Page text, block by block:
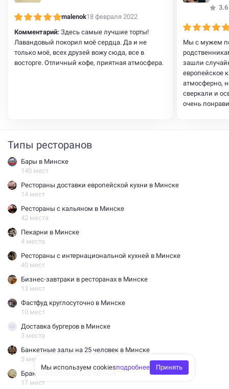
malenok18 февраля 2022
Комментарий: Здесь самые лучшие торты!
Лавандовый покорил моё сердца. Да и не
только моё, всех друзей вожу сюда, все в
восторге. Отличный кофе, приятная атмосфера.
3.6
Мы с мужем
зашли
европейское
атмосферно,
сверкали и
очень
Типы ресторанов
Бары в Минске
140 мест
Рестораны доставки европейской кухни в Минске
14 мест
Рестораны с кальяном в Минске
42 места
Пекарни в Минске
4 места
Рестораны с интернациональной кухней в Минске
40 мест
Бизнес-завтраки в ресторанах в Минске
13 мест
Фастфуд круглосуточно в Минске
10 мест
Доставка бургеров в Минске
3 места
Банкетные залы на 25 человек в Минске
3 места
Бранчи в ресторанах в Минске
17 мест
Мы используем cookiesподробнее Принять